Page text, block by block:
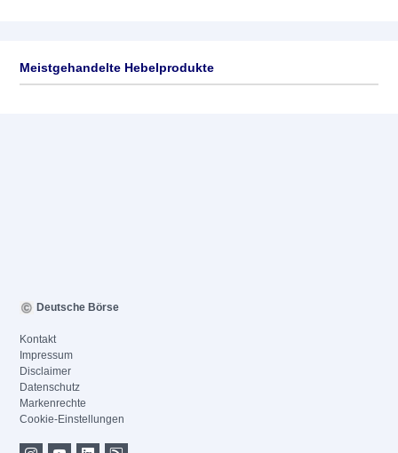
Meistgehandelte Hebelprodukte
Deutsche Börse
Kontakt
Impressum
Disclaimer
Datenschutz
Markenrechte
Cookie-Einstellungen